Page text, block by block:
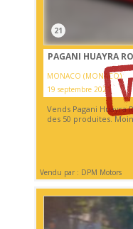
21
PAGANI HUAYRA
MONACO (MONACO)
19 septembre 2021
Vends Pagani Huayra
des 50 produites.
Vendu par : DPM Motors